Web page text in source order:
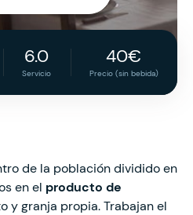
6.0
Servicio
40€
Precio (sin bebida)
de la población dividido en
en el producto de
y granja propia. Trabajan el